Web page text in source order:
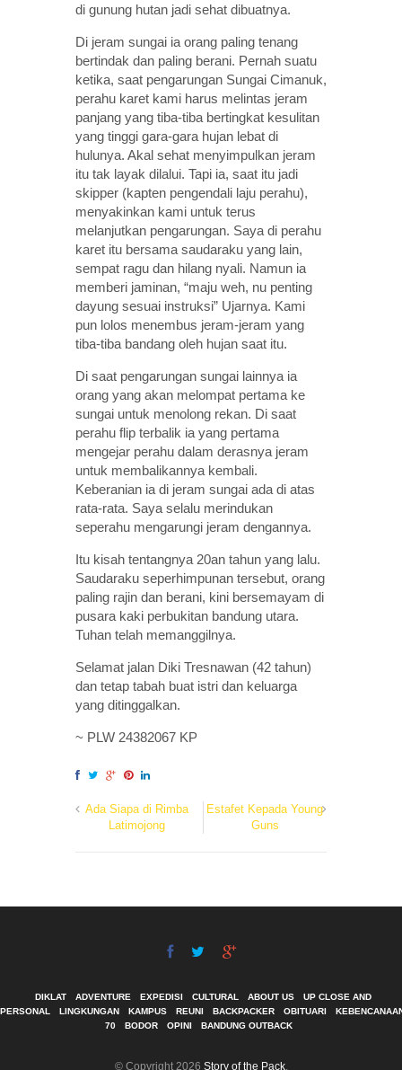
di gunung hutan jadi sehat dibuatnya.
Di jeram sungai ia orang paling tenang
bertindak dan paling berani. Pernah suatu
ketika, saat pengarungan Sungai Cimanuk,
perahu karet kami harus melintas jeram
panjang yang tiba-tiba bertingkat kesulitan
yang tinggi gara-gara hujan lebat di
hulunya. Akal sehat menyimpulkan jeram
itu tak layak dilalui. Tapi ia, saat itu jadi
skipper (kapten pengendali laju perahu),
menyakinkan kami untuk terus
melanjutkan pengarungan. Saya di perahu
karet itu bersama saudaraku yang lain,
sempat ragu dan hilang nyali. Namun ia
memberi jaminan, “maju weh, nu penting
dayung sesuai instruksi” Ujarnya. Kami
pun lolos menembus jeram-jeram yang
tiba-tiba bandang oleh hujan saat itu.
Di saat pengarungan sungai lainnya ia
orang yang akan melompat pertama ke
sungai untuk menolong rekan. Di saat
perahu flip terbalik ia yang pertama
mengejar perahu dalam derasnya jeram
untuk membalikannya kembali.
Keberanian ia di jeram sungai ada di atas
rata-rata. Saya selalu merindukan
seperahu mengarungi jeram dengannya.
Itu kisah tentangnya 20an tahun yang lalu.
Saudaraku seperhimpunan tersebut, orang
paling rajin dan berani, kini bersemayam di
pusara kaki perbukitan bandung utara.
Tuhan telah memanggilnya.
Selamat jalan Diki Tresnawan (42 tahun)
dan tetap tabah buat istri dan keluarga
yang ditinggalkan.
~ PLW 24382067 KP
Ada Siapa di Rimba
Latimojong
Estafet Kepada Young
Guns
DIKLAT ADVENTURE EXPEDISI CULTURAL ABOUT US
UP CLOSE AND
PERSONAL
LINGKUNGAN KAMPUS REUNI BACKPACKER OBITUARI
70
BODOR OPINI BANDUNG OUTBACK
© Copyright 2026 Story of the Pack.